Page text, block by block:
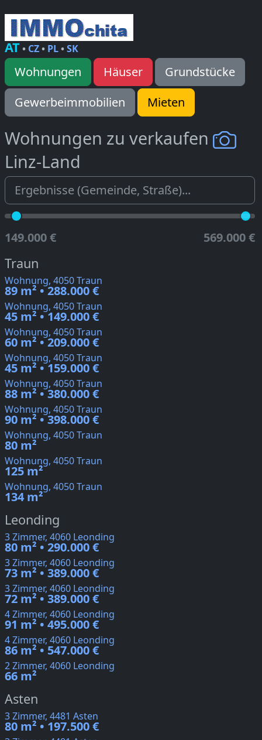
AT• CZ• PL•SK
Wohnungen Häuser
Grundstücke
Gewerbeimmobilien
Mieten
Wohnungen zu verkaufen
Linz-Land
149.000 € 569.000 €
Traun
Wohnung, 4050 Traun
89 m² • 288.000 €
Wohnung, 4050 Traun
45 m² • 149.000 €
Wohnung, 4050 Traun
60 m² • 209.000 €
Wohnung, 4050 Traun
45 m² • 159.000 €
Wohnung, 4050 Traun
88 m² • 380.000 €
Wohnung, 4050 Traun
90 m² • 398.000 €
Wohnung, 4050 Traun
80 m²
Wohnung, 4050 Traun
125 m²
Wohnung, 4050 Traun
134 m²
Leonding
3 Zimmer, 4060 Leonding
80 m² • 290.000 €
3 Zimmer, 4060 Leonding
73 m² • 389.000 €
3 Zimmer, 4060 Leonding
72 m² • 389.000 €
4 Zimmer, 4060 Leonding
91 m² • 495.000 €
4 Zimmer, 4060 Leonding
86 m² • 547.000 €
2 Zimmer, 4060 Leonding
66 m²
Asten
3 Zimmer, 4481 Asten
80 m² • 197.500 €